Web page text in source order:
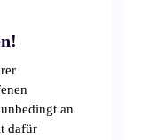
an
dafür